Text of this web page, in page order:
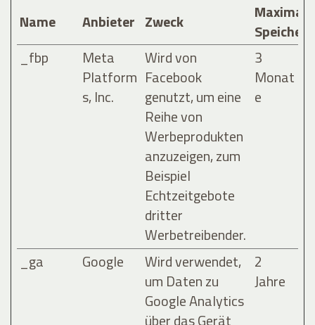
Name
Anbieter Zweck
Maximale
_fbp
Meta
Platform
s, Inc.
Wird von
Facebook
genutzt, um eine
Reihe von
Werbeprodukten
anzuzeigen, zum
Beispiel
Echtzeitgebote
dritter
Werbetreibender.
3
Monat
e
_ga Google
Wird verwendet,
um Daten zu
Google Analytics
über das Gerät
2
Jahre